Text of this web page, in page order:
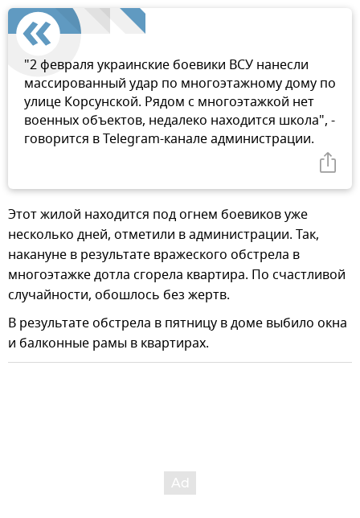
"2 февраля украинские боевики ВСУ нанесли
массированный удар по многоэтажному дому по
улице Корсунской. Рядом с многоэтажкой нет
военных объектов, недалеко находится школа", -
говорится в Telegram-канале администрации.
Этот жилой находится под огнем боевиков уже
несколько дней, отметили в администрации. Так,
накануне в результате вражеского обстрела в
многоэтажке дотла сгорела квартира. По счастливой
случайности, обошлось без жертв.
В результате обстрела в пятницу в доме выбило окна
и балконные рамы в квартирах.